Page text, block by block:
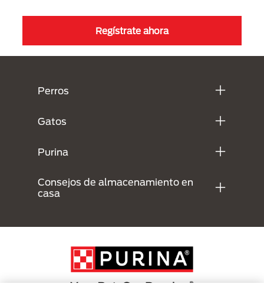
Regístrate ahora
Perros
Gatos
Purina
Consejos de almacenamiento en
casa